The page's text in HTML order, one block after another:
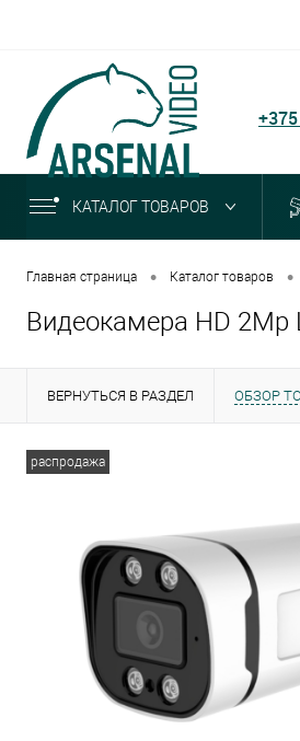
КАТАЛОГ ТОВАРОВ
Главная страница • Каталог товаров •
Видеокамера HD 2Mp
ВЕРНУТЬСЯ В РАЗДЕЛ ОБЗОР
распродажа